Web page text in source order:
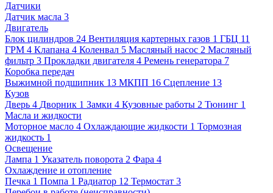
Датчики
Датчик масла 3
Двигатель
Блок цилиндров 24 Вентиляция картерных газов 1 ГБЦ 11
ГРМ 4 Клапана 4 Коленвал 5 Масляный насос 2 Масляный
фильтр 3 Прокладки двигателя 4 Ремень генератора 7
Коробка передач
Выжимной подшипник 13 МКПП 16 Сцепление 13
Кузов
Дверь 4 Дворник 1 Замки 4 Кузовные работы 2 Тюнинг 1
Масла и жидкости
Моторное масло 4 Охлаждающие жидкости 1 Тормозная
жидкость 1
Освещение
Лампа 1 Указатель поворота 2 Фара 4
Охлаждение и отопление
Печка 1 Помпа 1 Радиатор 12 Термостат 3